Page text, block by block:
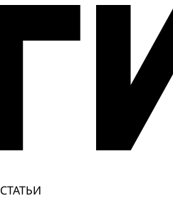
СТАТЬИ